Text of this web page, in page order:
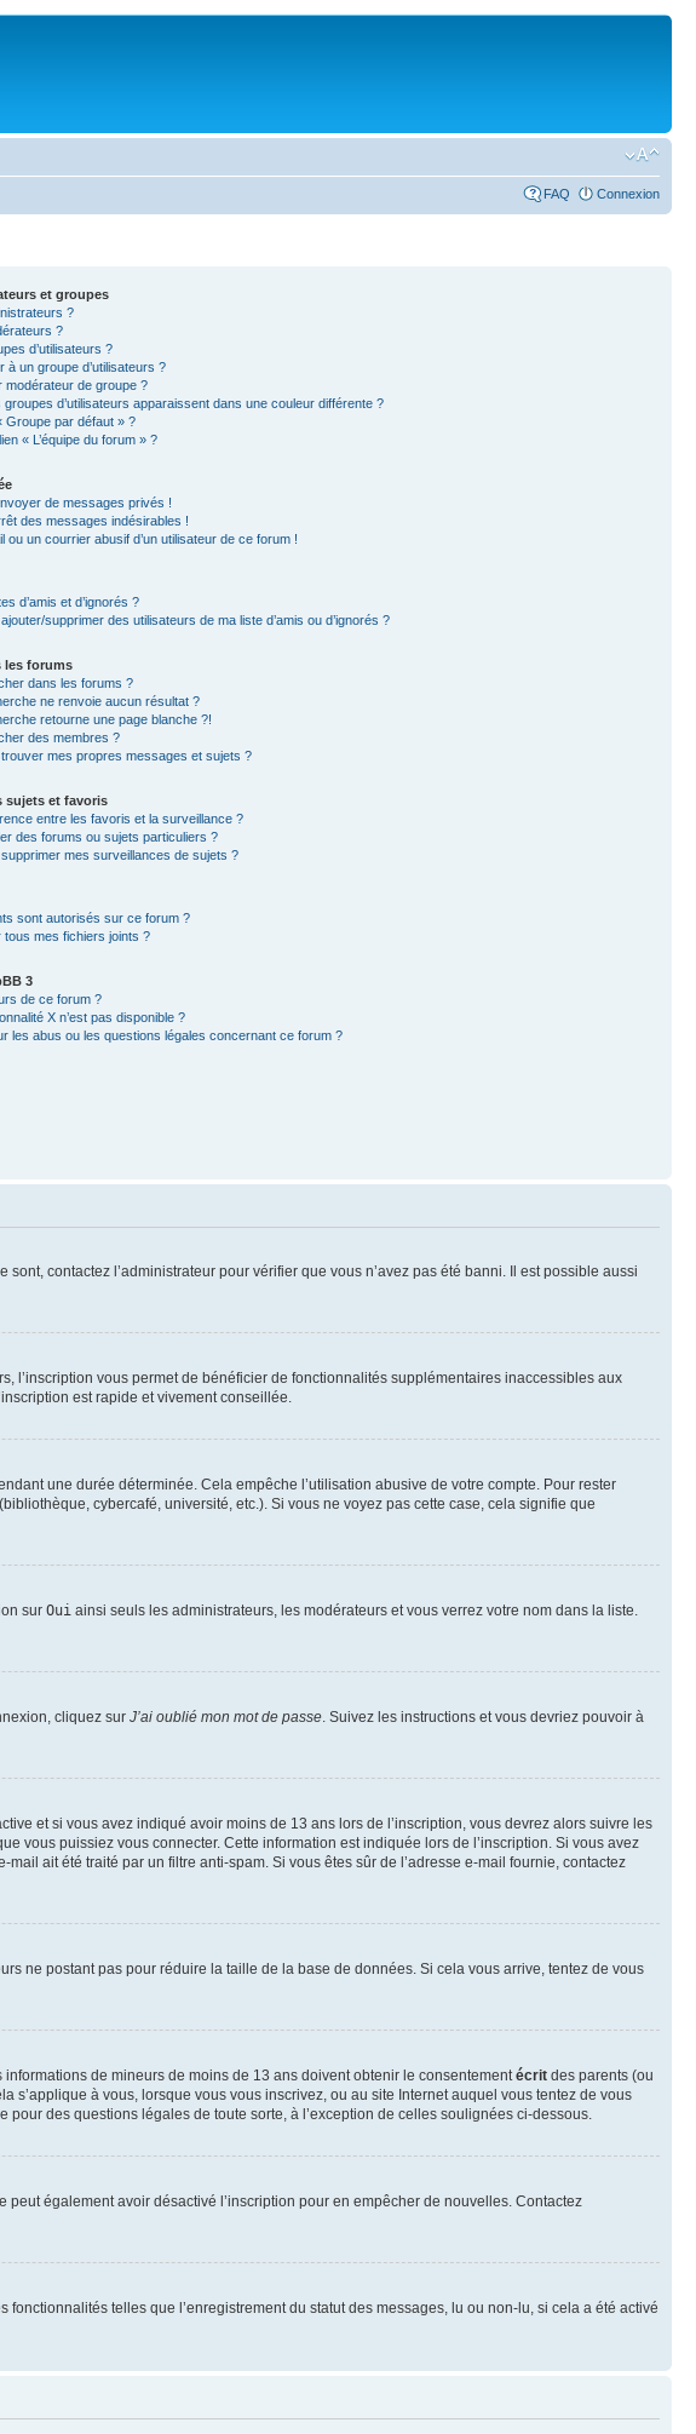
FAQ Connexion
et groupes
?
?
d’utilisateurs ?
à un groupe d’utilisateurs ?
modérateur de groupe ?
groupes d’utilisateurs apparaissent dans une couleur différente ?
Groupe par défaut » ?
« L’équipe du forum » ?
de messages privés !
des messages indésirables !
ou un courrier abusif d’un utilisateur de ce forum !
d’amis et d’ignorés ?
supprimer des utilisateurs de ma liste d’amis ou d’ignorés ?
les forums
dans les forums ?
ne renvoie aucun résultat ?
retourne une page blanche ?!
des membres ?
mes propres messages et sujets ?
sujets et favoris
entre les favoris et la surveillance ?
des forums ou sujets particuliers ?
mes surveillances de sujets ?
sont autorisés sur ce forum ?
tous mes fichiers joints ?
3
de ce forum ?
X n’est pas disponible ?
les abus ou les questions légales concernant ce forum ?
contactez l’administrateur pour vérifier que vous n’avez pas été banni. Il est possible aussi
l’inscription vous permet de bénéficier de fonctionnalités supplémentaires inaccessibles aux
est rapide et vivement conseillée.
une durée déterminée. Cela empêche l’utilisation abusive de votre compte. Pour rester
cybercafé, université, etc.). Si vous ne voyez pas cette case, cela signifie que
sur Oui ainsi seuls les administrateurs, les modérateurs et vous verrez votre nom dans la liste.
cliquez sur J’ai oublié mon mot de passe. Suivez les instructions et vous devriez pouvoir à
et si vous avez indiqué avoir moins de 13 ans lors de l’inscription, vous devrez alors suivre les
vous puissiez vous connecter. Cette information est indiquée lors de l’inscription. Si vous avez
ait été traité par un filtre anti-spam. Si vous êtes sûr de l’adresse e-mail fournie, contactez
ne postant pas pour réduire la taille de la base de données. Si cela vous arrive, tentez de vous
de mineurs de moins de 13 ans doivent obtenir le consentementécrit des parents (ou
s’applique à vous, lorsque vous vous inscrivez, ou au site Internet auquel vous tentez de vous
des questions légales de toute sorte, à l’exception de celles soulignées ci-dessous.
également avoir désactivé l’inscription pour en empêcher de nouvelles. Contactez
telles que l’enregistrement du statut des messages, lu ou non-lu, si cela a été activé